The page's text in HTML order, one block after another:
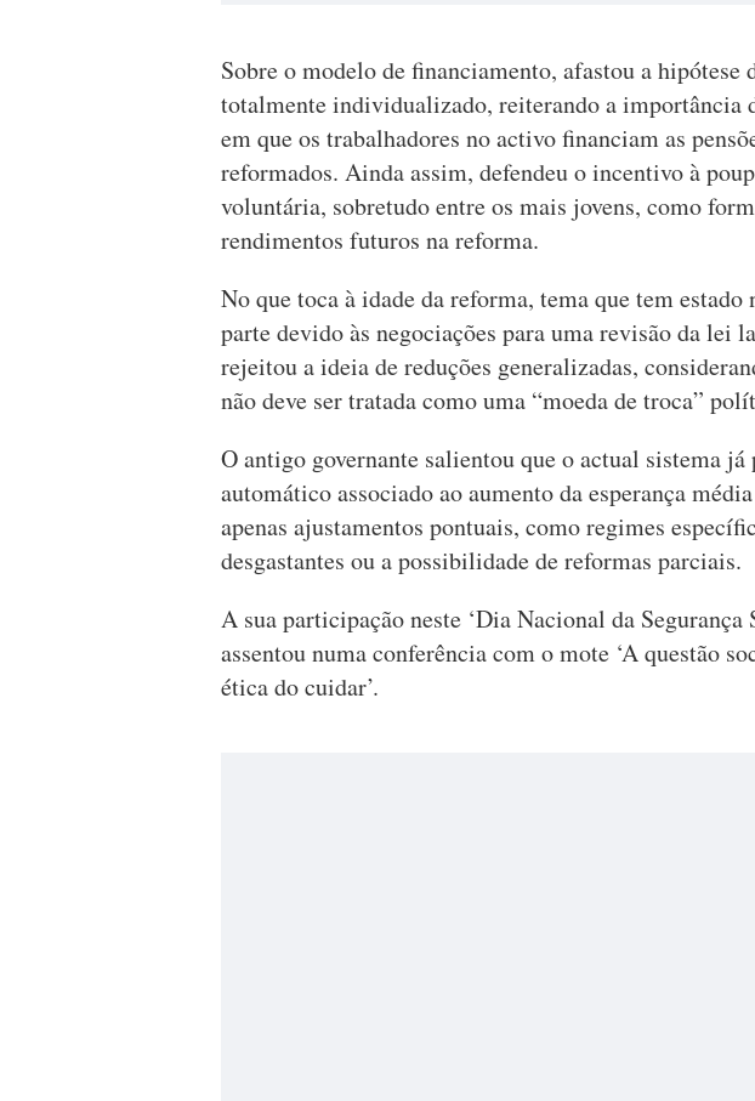
Sobre o modelo de financiamento, afastou a hipótese
totalmente individualizado, reiterando a importância
em que os trabalhadores no activo financiam as
reformados. Ainda assim, defendeu o incentivo à
voluntária, sobretudo entre os mais jovens, como
rendimentos futuros na reforma.
No que toca à idade da reforma, tema que tem estado
parte devido às negociações para uma revisão da lei
rejeitou a ideia de reduções generalizadas,
não deve ser tratada como uma “moeda de troca”
O antigo governante salientou que o actual sistema
automático associado ao aumento da esperança
apenas ajustamentos pontuais, como regimes
desgastantes ou a possibilidade de reformas parciais.
A sua participação neste ‘Dia Nacional da Segurança
assentou numa conferência com o mote ‘A questão
ética do cuidar’.